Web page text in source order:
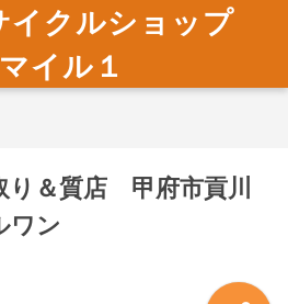
イクルショップ
イル１
＆質店 甲府市貢川
ワン